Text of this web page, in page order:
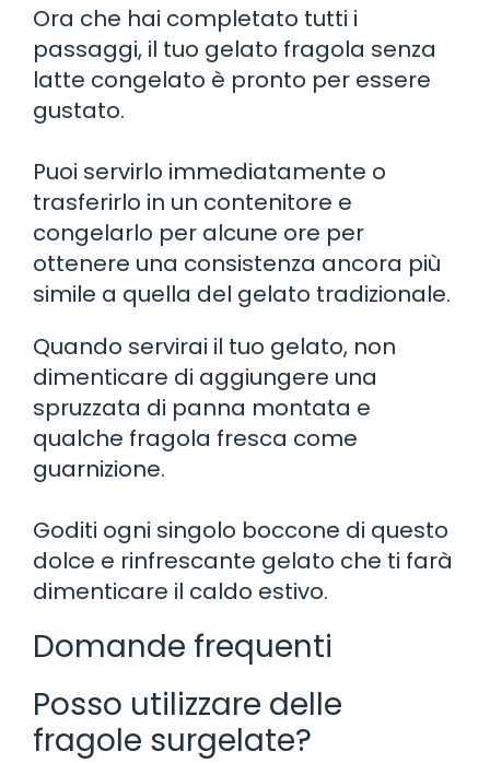
Ora che hai completato tutti i
passaggi, il tuo gelato fragola senza
latte congelato è pronto per essere
gustato.
Puoi servirlo immediatamente o
trasferirlo in un contenitore e
congelarlo per alcune ore per
ottenere una consistenza ancora più
simile a quella del gelato tradizionale.
Quando servirai il tuo gelato, non
dimenticare di aggiungere una
spruzzata di panna montata e
qualche fragola fresca come
guarnizione.
Goditi ogni singolo boccone di questo
dolce e rinfrescante gelato che ti farà
dimenticare il caldo estivo.
Domande frequenti
Posso utilizzare delle
fragole surgelate?